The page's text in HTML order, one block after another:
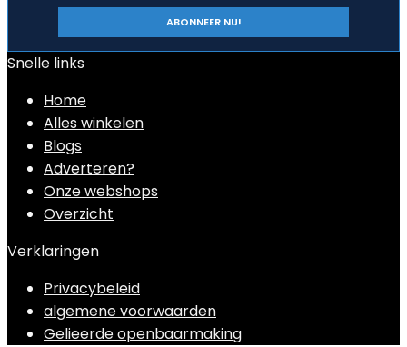
Snelle links
Home
Alles winkelen
Blogs
Adverteren?
Onze webshops
Overzicht
Verklaringen
Privacybeleid
algemene voorwaarden
Gelieerde openbaarmaking